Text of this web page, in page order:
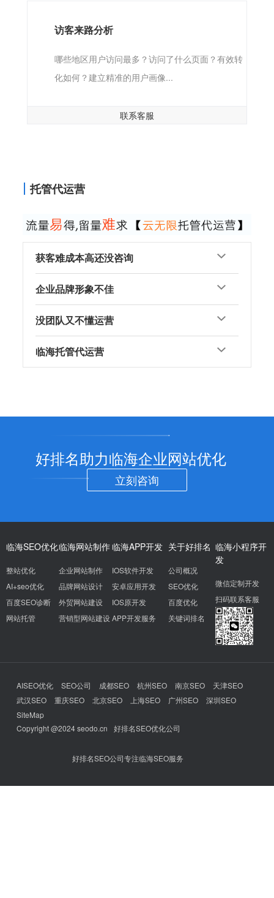
访客来路分析
哪些地区用户访问最多？访问了什么页面？有效转
化如何？建立精准的用户画像...
联系客服
托管代运营
获客难成本高还没咨询
企业品牌形象不佳
没团队又不懂运营
临海托管代运营
好排名助力临海企业网站优化
立刻咨询
临海SEO优化
整站优化
AI+seo优化
百度SEO诊断
网站托管
临海网站制作
企业网站制作
品牌网站设计
外贸网站建设
营销型网站建设
临海APP开发
IOS软件开发
安卓应用开发
IOS原开发
APP开发服务
关于好排名
公司概况
SEO优化
百度优化
关键词排名
临海小程序开
发
微信定制开发
扫码联系客服
AISEO优化 SEO公司 成都SEO 杭州SEO 南京SEO
天津SEO
武汉SEO
重庆SEO 北京SEO 上海SEO 广州SEO
深圳SEO
SiteMap
Copyright @2024 seodo.cn
好排名SEO优化公司
好排名SEO公司专注临海SEO服务